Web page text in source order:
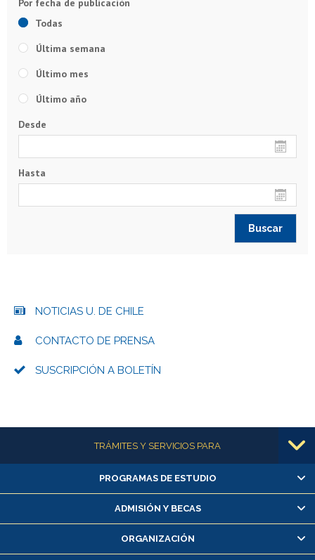
Todas
Última semana
Último mes
Último año
Desde
Hasta
NOTICIAS U. DE CHILE
CONTACTO DE PRENSA
SUSCRIPCIÓN A BOLETÍN
Más informaciónTRÁMITES Y SERVICIOS PARA
Alumnas/os y exalumnas/os
Matrícula en línea
Inscripción y cambio de asignaturas
Consulta y certificado de notas
PROGRAMAS DE ESTUDIO
ADMISIÓN Y BECAS
ORGANIZACIÓN